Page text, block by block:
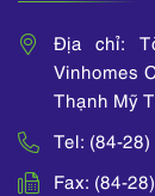
Địa chỉ:
Vinhomes
Thạnh Mỹ
Tel: (84-
Fax: (84-